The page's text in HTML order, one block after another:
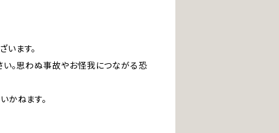
ます。
い。思わぬ事故やお怪我につながる恐
かねます。